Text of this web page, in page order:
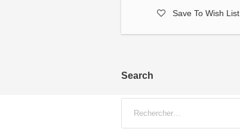
Save To Wish List
Search